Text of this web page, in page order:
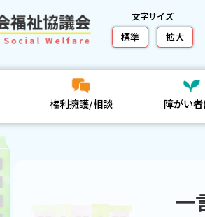
文字サイズ
標準 拡大
権利擁護/相談 障がい
一